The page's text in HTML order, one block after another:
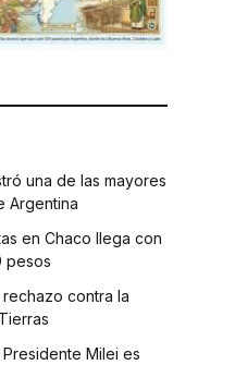
una de las mayores
Argentina
en Chaco llega con
pesos
rechazo contra la
Milei es